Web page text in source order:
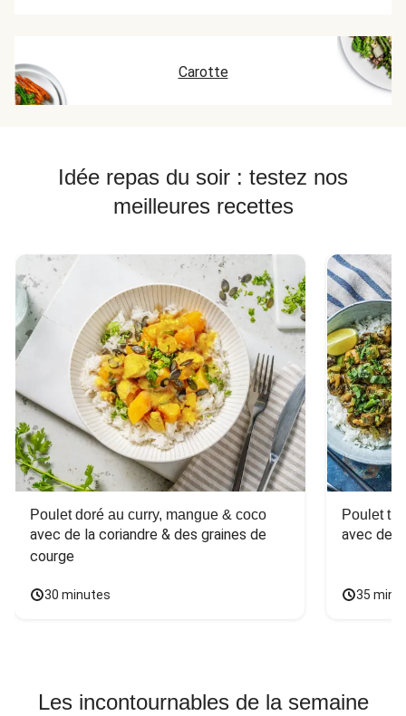
Carotte
Idée repas du soir : testez nos
meilleures recettes
Poulet doré au curry, mangue & coco
avec de la coriandre & des graines de
courge
30 minutes
Poulet
avec des
35
Les incontournables de la semaine